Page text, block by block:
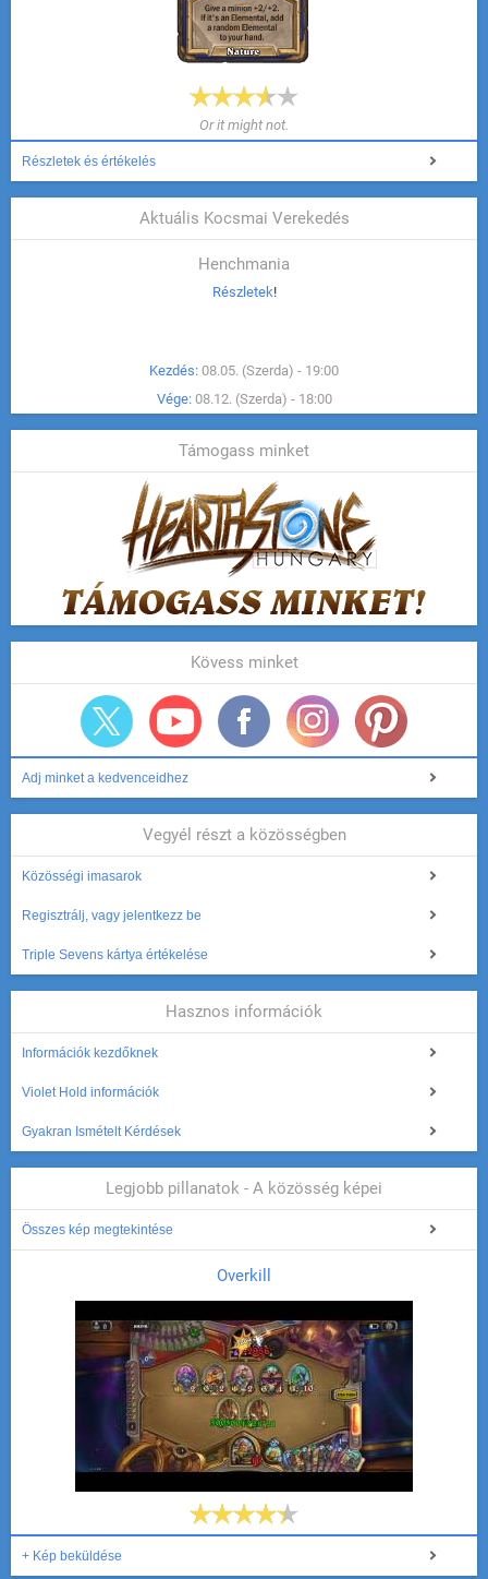
Or it might not.
Részletek és értékelés
Aktuális Kocsmai Verekedés
Henchmania
Részletek!
Kezdés: 08.05. (Szerda) - 19:00
Vége: 08.12. (Szerda) - 18:00
Támogass minket
Kövess minket
Adj minket a kedvenceidhez
Vegyél részt a közösségben
Közösségi imasarok
Regisztrálj, vagy jelentkezz be
Triple Sevens kártya értékelése
Hasznos információk
Információk kezdőknek
Violet Hold információk
Gyakran Ismételt Kérdések
Legjobb pillanatok - A közösség képei
Összes kép megtekintése
Overkill
+ Kép beküldése